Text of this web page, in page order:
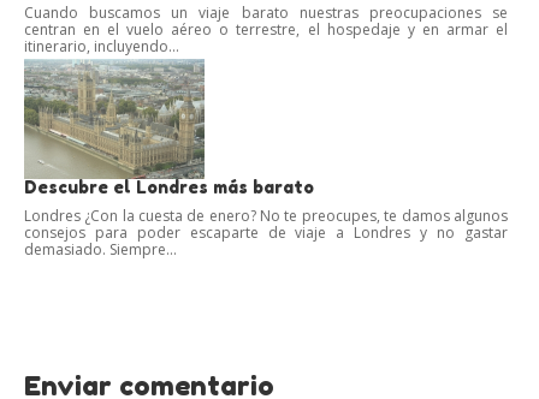
Cuando buscamos un viaje barato nuestras preocupaciones se
centran en el vuelo aéreo o terrestre, el hospedaje y en armar el
itinerario, incluyendo...
Descubre el Londres más barato
Londres ¿Con la cuesta de enero? No te preocupes, te damos algunos
consejos para poder escaparte de viaje a Londres y no gastar
demasiado. Siempre...
Enviar comentario